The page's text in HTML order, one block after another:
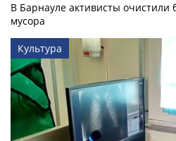
В Барнауле активисты очистили
мусора
Культура